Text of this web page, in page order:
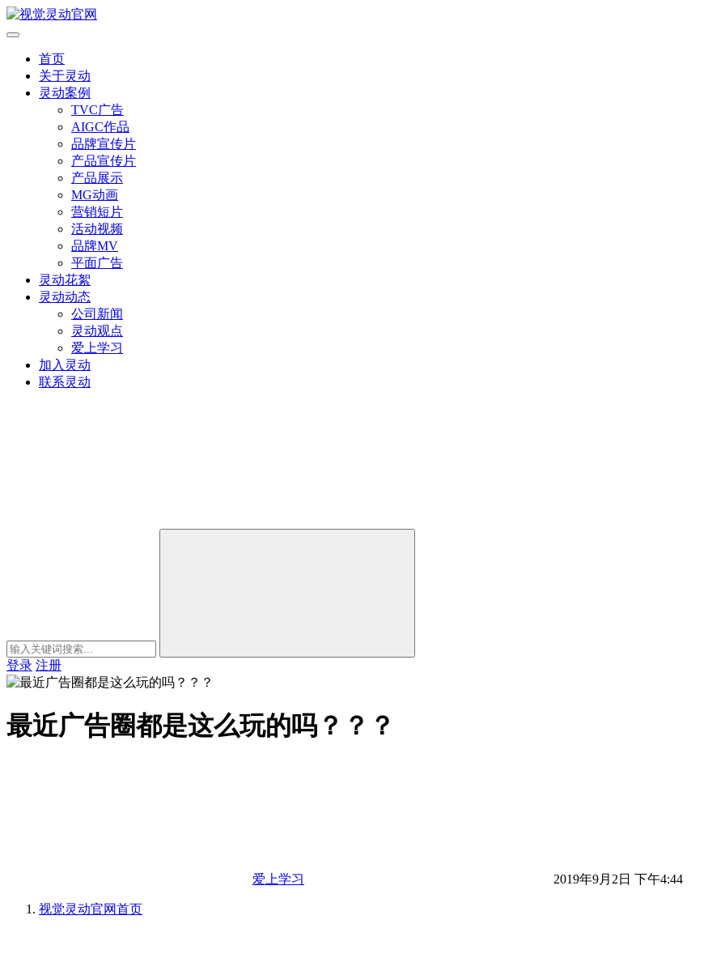
首页
关于灵动
灵动案例
TVC广告
AIGC作品
品牌宣传片
产品宣传片
产品展示
MG动画
营销短片
活动视频
品牌MV
平面广告
灵动花絮
灵动动态
公司新闻
灵动观点
爱上学习
加入灵动
联系灵动
登录 注册
最近广告圈都是这么玩的吗？？？
爱上学习 2019年9月2日 下午4:44
视觉灵动官网首页